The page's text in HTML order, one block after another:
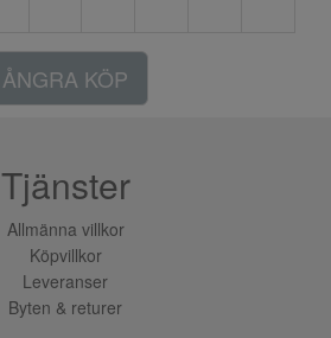
ÅNGRA KÖP
Tjänster
Allmänna villkor
Köpvillkor
Leveranser
Byten & returer